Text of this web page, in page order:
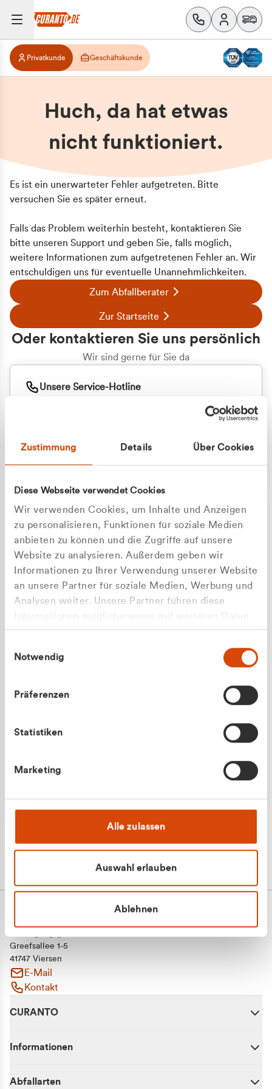
Zustimmung Details Über Cookies
Diese Webseite verwendet Cookies
Wir verwenden Cookies, um Inhalte und Anzeigen
zu personalisieren, Funktionen für soziale Medien
anbieten zu können und die Zugriffe auf unsere
Website zu analysieren. Außerdem geben wir
Informationen zu Ihrer Verwendung unserer Website
an unsere Partner für soziale Medien, Werbung und
Analysen weiter. Unsere Partner führen diese
zusammen, die Sie ihnen bereitgestellt haben oder
gesammelt haben.
Notwendig
Präferenzen
Statistiken
Marketing
Alle zulassen
Auswahl erlauben
Ablehnen
Zu welcher Kundengruppe
Privatkunde Geschäftskunde
Huch, da hat etwas
nicht funktioniert.
Es ist ein unerwarteter Fehler aufgetreten. Bitte
versuchen Sie es später erneut.
Falls das Problem weiterhin besteht, kontaktieren Sie
bitte unseren Support und geben Sie, falls möglich,
weitere Informationen zum aufgetretenen Fehler an. Wir
entschuldigen uns für eventuelle Unannehmlichkeiten.
Zum Abfallberater
Zur Startseite
Oder kontaktieren Sie uns persönlich
Wir sind gerne für Sie da
Unsere Service-Hotline
+49 177 8376058
Apilash Balanesan
Greefsallee 1-5
41747 Viersen
E-Mail
Kontakt
CURANTO
Informationen
Abfallarten